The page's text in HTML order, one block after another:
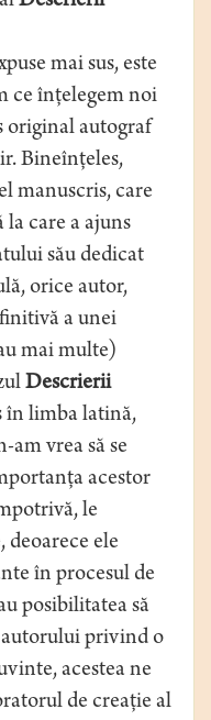
mai sus, este
ce înţelegem noi
original autograf
Bineînţeles,
manuscris, care
care a ajuns
său dedicat
orice autor,
a unei
mai multe)
Descrierii
în limba latină,
am vrea să se
acestor
le
deoarece ele
în procesul de
posibilitatea să
privind o
acestea ne
de creaţie al